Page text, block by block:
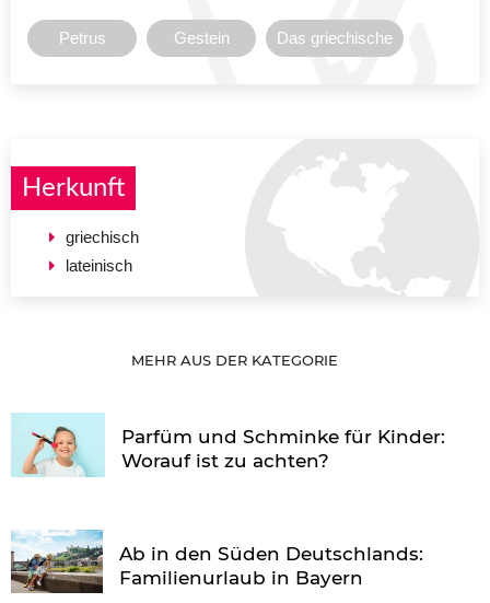
Petrus Gestein Das griechische
Herkunft
griechisch
lateinisch
MEHR AUS DER KATEGORIE
Parfüm und Schminke für Kinder:
Worauf ist zu achten?
Ab in den Süden Deutschlands:
Familienurlaub in Bayern